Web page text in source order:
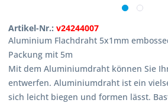
Artikel-Nr.:v24244007
Aluminium Flachdraht 5x1mm
Packung mit 5m
Mit dem Aluminiumdraht können Sie
entwerfen. Aluminiumdraht ist ein
sich leicht biegen und formen lässt.